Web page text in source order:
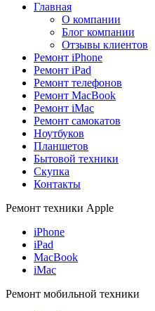
Главная
О компании
Блог компании
Отзывы клиентов
Ремонт iPhone
Ремонт iPad
Ремонт телефонов
Ремонт MacBook
Ремонт iMac
Ремонт самокатов
Ноутбуков
Планшетов
Бытовой техники
Скупка
Контакты
Ремонт техники Apple
iPhone
iPad
MacBook
iMac
Ремонт мобильной техники